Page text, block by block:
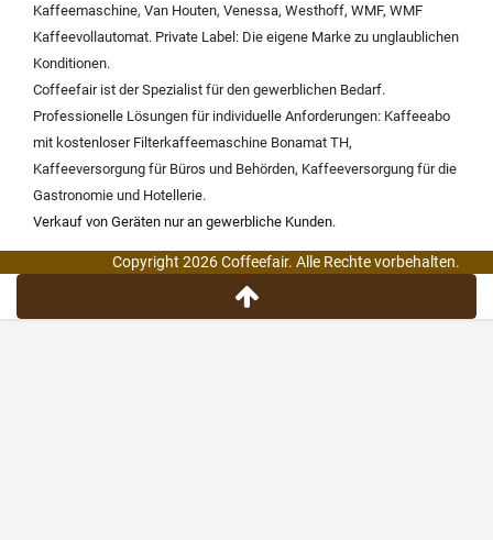
Kaffeemaschine, Van Houten, Venessa, Westhoff, WMF, WMF
Kaffeevollautomat. Private Label: Die eigene Marke zu unglaublichen
Konditionen.
Coffeefair ist der Spezialist für den gewerblichen Bedarf.
Professionelle Lösungen für individuelle Anforderungen: Kaffeeabo
mit kostenloser Filterkaffeemaschine Bonamat TH,
Kaffeeversorgung für Büros und Behörden, Kaffeeversorgung für die
Gastronomie und Hotellerie.
Verkauf von Geräten nur an gewerbliche Kunden.
Copyright 2026 Coffeefair. Alle Rechte vorbehalten.